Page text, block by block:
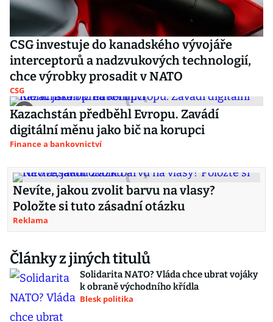
CSG investuje do kanadského vývojáře
interceptorů a nadzvukových technologií,
chce výrobky prosadit v NATO
CSG
Kazachstán předběhl Evropu. Zavádí
digitální měnu jako bič na korupci
Finance a bankovnictví
Nevíte, jakou zvolit barvu na vlasy?
Položte si tuto zásadní otázku
Reklama
Články z jiných titulů
Solidarita NATO? Vláda chce ubrat vojáky
k obraně východního křídla
Blesk politika